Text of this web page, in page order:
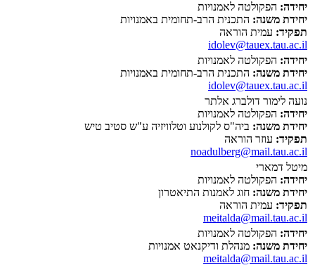
יחידה: הפקולטה לאמנויות
יחידת משנה: התכנית הרב-תחומית באמנויות
תפקיד: עמית הוראה
idolev@tauex.tau.ac.il
יחידה: הפקולטה לאמנויות
יחידת משנה: התכנית הרב-תחומית באמנויות
idolev@tauex.tau.ac.il
נועה לימור דולברג אלתר
יחידה: הפקולטה לאמנויות
יחידת משנה: ביה"ס לקולנוע וטלוויזיה ע"ש סטיב טיש
תפקיד: עוזר הוראה
noadulberg@mail.tau.ac.il
מיטל דמארי
יחידה: הפקולטה לאמנויות
יחידת משנה: חוג לאמנות התיאטרון
תפקיד: עמית הוראה
meitalda@mail.tau.ac.il
יחידה: הפקולטה לאמנויות
יחידת משנה: מנהלת ודיקנאט אמנויות
meitalda@mail.tau.ac.il